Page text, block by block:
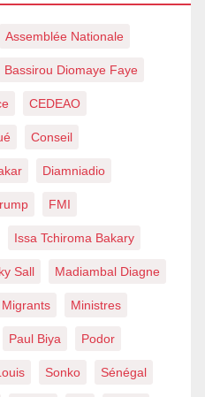
Assemblée Nationale
Bassirou Diomaye Faye
CEDEAO
Conseil
Diamniadio
FMI
Issa Tchiroma Bakary
Sall Madiambal Diagne
Migrants Ministres
Paul Biya Podor
Sonko Sénégal